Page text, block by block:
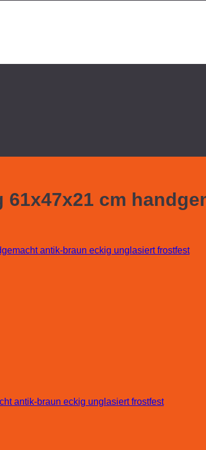
61x47x21 cm
antik-braun eckig unglasiert frostfest